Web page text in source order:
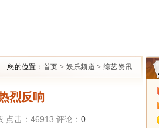
您的位置： 首页 > 娱乐频道 > 综艺资讯
烈反响
点击： 46913 评论： 0